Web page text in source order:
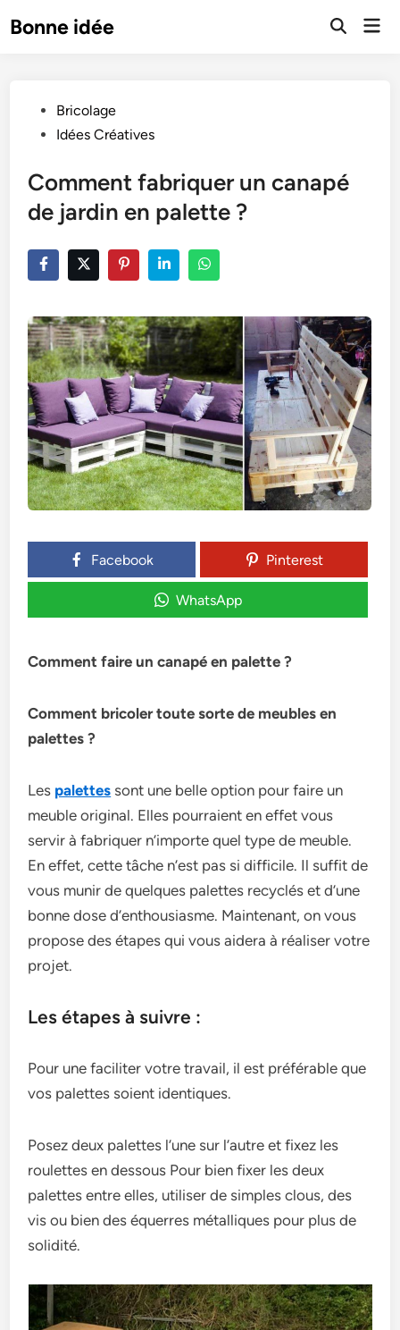
toBonne idée
Open
PostedBricolage
Idées Créatives
Comment fabriquer un canapé
de jardin en palette ?
Facebook Pinterest
WhatsApp
Comment faire un canapé en palette ?
Comment bricoler toute sorte de meubles en
palettes ?
Les palettes sont une belle option pour faire un
meuble original. Elles pourraient en effet vous
servir à fabriquer n’importe quel type de meuble.
En effet, cette tâche n’est pas si difficile. Il suffit de
vous munir de quelques palettes recyclés et d’une
bonne dose d’enthousiasme. Maintenant, on vous
propose des étapes qui vous aidera à réaliser votre
projet.
Les étapes à suivre :
Pour une faciliter votre travail, il est préférable que
vos palettes soient identiques.
Posez deux palettes l’une sur l’autre et fixez les
roulettes en dessous Pour bien fixer les deux
palettes entre elles, utiliser de simples clous, des
vis ou bien des équerres métalliques pour plus de
solidité.